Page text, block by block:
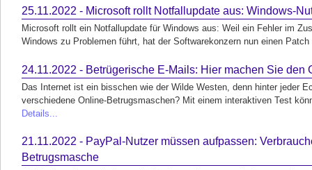
25.11.2022 - Microsoft rollt Notfallupdate aus: Windows-
Microsoft rollt ein Notfallupdate für Windows aus: Weil ein Fehler im
Windows zu Problemen führt, hat der Softwarekonzern nun einen
24.11.2022 - Betrügerische E-Mails: Hier machen Sie den
Das Internet ist ein bisschen wie der Wilde Westen, denn hinter jeder
verschiedene Online-Betrugsmaschen? Mit einem interaktiven Test
Details...
21.11.2022 - PayPal-Nutzer müssen aufpassen:
Betrugsmasche